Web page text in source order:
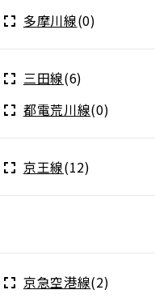
多摩川線(0)
三田線(6)
都電荒川線(0)
京王線(12)
京急空港線(2)